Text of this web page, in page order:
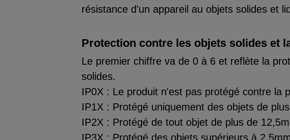
résistance d'un appareil au objets solides et
Protection contre les objets solides et
Le premier chiffre va de 0 à 6 et reflète la
solides.
IP0X : Le produit n'est pas protégé contre la
IP1X : Protégé uniquement des objets de
IP2X : Protégé de tout objet de plus de
IP3X : Protégé des objets supérieurs à